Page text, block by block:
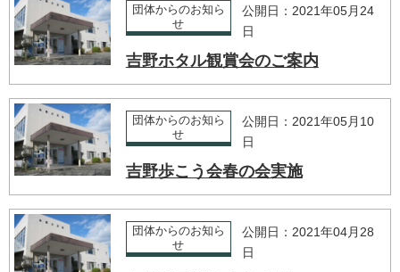
団体からのお知ら
せ
公開日：2021年05月24
日
吉野ホタル観賞会のご案内
団体からのお知ら
せ
公開日：2021年05月10
日
吉野歩こう会春の会実施
団体からのお知ら
せ
公開日：2021年04月28
日